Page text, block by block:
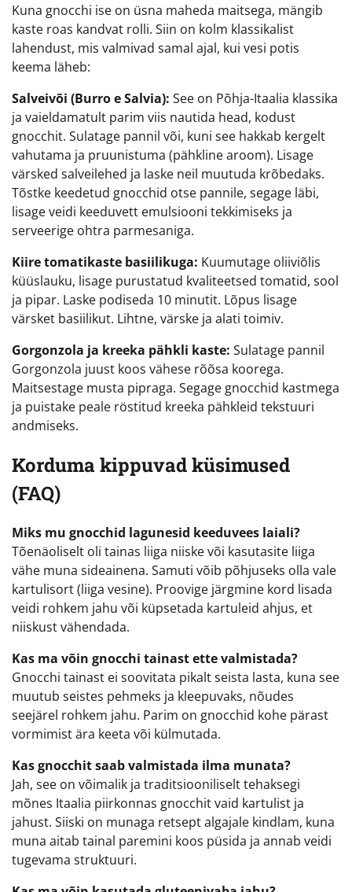
Kuna gnocchi ise on üsna maheda maitsega, mängib
kaste roas kandvat rolli. Siin on kolm klassikalist
lahendust, mis valmivad samal ajal, kui vesi potis
keema läheb:
Salveivõi (Burro e Salvia): See on Põhja-Itaalia klassika
ja vaieldamatult parim viis nautida head, kodust
gnocchit. Sulatage pannil või, kuni see hakkab kergelt
vahutama ja pruunistuma (pähkline aroom). Lisage
värsked salveilehed ja laske neil muutuda krõbedaks.
Tõstke keedetud gnocchid otse pannile, segage läbi,
lisage veidi keeduvett emulsiooni tekkimiseks ja
serveerige ohtra parmesaniga.
Kiire tomatikaste basiilikuga: Kuumutage oliiviõlis
küüslauku, lisage purustatud kvaliteetsed tomatid, sool
ja pipar. Laske podiseda 10 minutit. Lõpus lisage
värsket basiilikut. Lihtne, värske ja alati toimiv.
Gorgonzola ja kreeka pähkli kaste: Sulatage pannil
Gorgonzola juust koos vähese rõõsa koorega.
Maitsestage musta pipraga. Segage gnocchid kastmega
ja puistake peale röstitud kreeka pähkleid tekstuuri
andmiseks.
Korduma kippuvad küsimused
(FAQ)
Miks mu gnocchid lagunesid keeduvees laiali?
Tõenäoliselt oli tainas liiga niiske või kasutasite liiga
vähe muna sideainena. Samuti võib põhjuseks olla vale
kartulisort (liiga vesine). Proovige järgmine kord lisada
veidi rohkem jahu või küpsetada kartuleid ahjus, et
niiskust vähendada.
Kas ma võin gnocchi tainast ette valmistada?
Gnocchi tainast ei soovitata pikalt seista lasta, kuna see
muutub seistes pehmeks ja kleepuvaks, nõudes
seejärel rohkem jahu. Parim on gnocchid kohe pärast
vormimist ära keeta või külmutada.
Kas gnocchit saab valmistada ilma munata?
Jah, see on võimalik ja traditsiooniliselt tehaksegi
mõnes Itaalia piirkonnas gnocchit vaid kartulist ja
jahust. Siiski on munaga retsept algajale kindlam, kuna
muna aitab tainal paremini koos püsida ja annab veidi
tugevama struktuuri.